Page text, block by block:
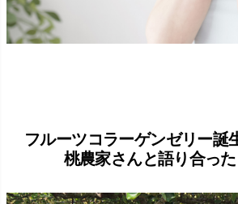
フルーツコラーゲンゼリー誕
桃農家さんと語り合っ